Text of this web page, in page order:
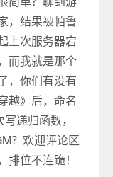
，结果被帕鲁
上次服务器宕
而我就是那个
，你们有没有
越》后，命名
递归函数，
？欢迎评论区
位不连跪！